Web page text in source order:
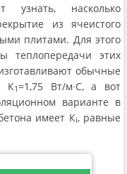
узнать, насколько
из ячеистого
плитами. Для этого
теплопередачи этих
обычные
К1=1,75 Вт/м∙С, а вот
варианте в
имеет Кi, равные